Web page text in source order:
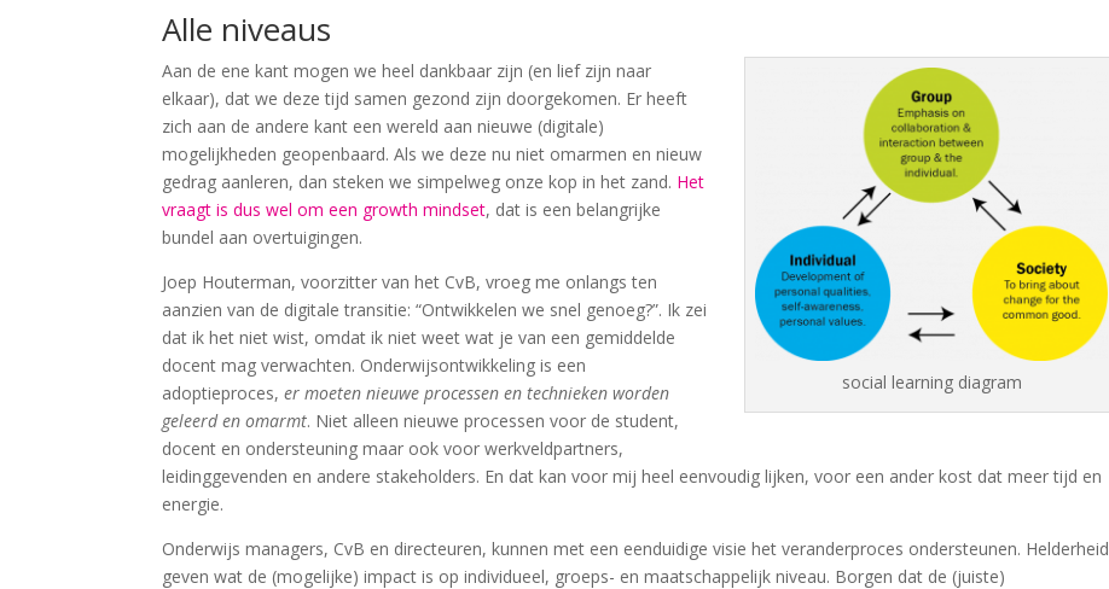
Alle niveaus
social learning diagram
Aan de ene kant mogen we heel dankbaar zijn (en lief zijn naar
elkaar), dat we deze tijd samen gezond zijn doorgekomen. Er heeft
zich aan de andere kant een wereld aan nieuwe (digitale)
mogelijkheden geopenbaard. Als we deze nu niet omarmen en nieuw
gedrag aanleren, dan steken we simpelweg onze kop in het zand. Het
vraagt is dus wel om een growth mindset, dat is een belangrijke
bundel aan overtuigingen.
Joep Houterman, voorzitter van het CvB, vroeg me onlangs ten
aanzien van de digitale transitie: “Ontwikkelen we snel genoeg?”. Ik zei
dat ik het niet wist, omdat ik niet weet wat je van een gemiddelde
docent mag verwachten. Onderwijsontwikkeling is een
adoptieproces,er moeten nieuwe processen en technieken worden
geleerd en omarmt. Niet alleen nieuwe processen voor de student,
docent en ondersteuning maar ook voor werkveldpartners,
leidinggevenden en andere stakeholders. En dat kan voor mij heel eenvoudig lijken, voor een ander kost dat meer tijd en
energie.
Onderwijs managers, CvB en directeuren, kunnen met een eenduidige visie het veranderproces ondersteunen. Helderheid
geven wat de (mogelijke) impact is op individueel, groeps- en maatschappelijk niveau. Borgen dat de (juiste)